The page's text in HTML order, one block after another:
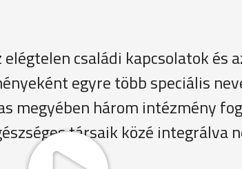
családi kapcsolatok és
egyre több speciális
megyében három intézmény
társaik közé integrálva